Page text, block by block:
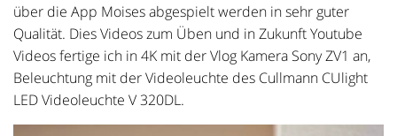
über die App Moises abgespielt werden in sehr guter
Qualität. Dies Videos zum Üben und in Zukunft Youtube
Videos fertige ich in 4K mit der Vlog Kamera Sony ZV1 an,
Beleuchtung mit der Videoleuchte des Cullmann CUlight
LED Videoleuchte V 320DL.